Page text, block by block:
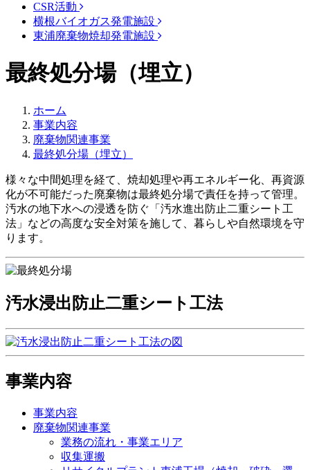
CSR活動
横根バイオガス発電施設
東浦廃棄物焼却発電施設
最終処分場（埋立）
ホーム
事業内容
廃棄物関連事業
最終処分場（埋立）
様々な中間処理を経て、焼却処理や再エネルギー化、再資源
化が不可能だった廃棄物は最終処分場で責任を持って管理。
汚水の地下水への浸透を防ぐ「汚水進出防止二重シート工
法」などの高度な安全対策を施して、暮らしや自然環境を守
ります。
汚水浸出防止二重シート工法
事業内容
事業内容
廃棄物関連事業
業務の流れ・事業エリア
収集運搬